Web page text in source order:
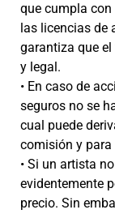
que cumpla
las licencias de
garantiza que
y legal.
• En caso de
seguros no se
cual puede
comisión y para
• Si un artista
evidentemente
precio. Sin